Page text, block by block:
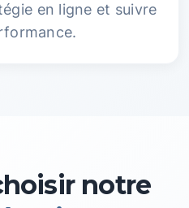
en ligne et suivre
notre